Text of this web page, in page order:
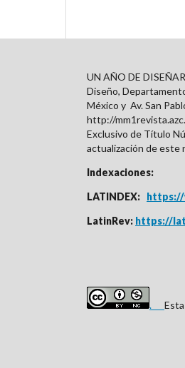
UN AÑO DE
Diseño,
México y Av. San
http://
Exclusivo de Título
actualización de este
Indexaciones:
LATINDEX: https://
LatinRev: https://
.